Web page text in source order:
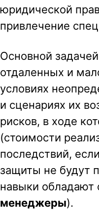
юридической
привлечение
Основной
отдаленных и
условиях
и сценариях их
рисков, в ходе
(стоимости
последствий,
защиты не будут
навыки обладают
менеджеры).